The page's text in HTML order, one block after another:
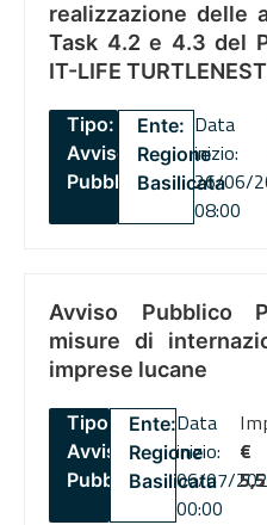
realizzazione delle
Task 4.2 e 4.3 del
IT-LIFE
Tipo:
Avviso
Pubblico
Ente:
Regione
Basilicata
Data
inizio:
26/06/
08:00
Avviso Pubblico
misure di
imprese lucane
Tipo:
Avviso
Pubblico
Ente:
Regione
Basilicata
Data
inizio:
06/07/
00:00
€